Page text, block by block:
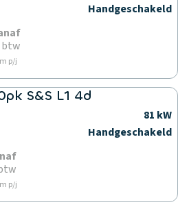
Handgeschakeld
btw
p/j
S&S L1 4d
81 kW
Handgeschakeld
p/j